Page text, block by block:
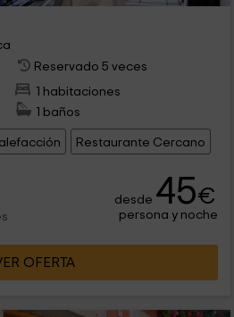
Reservado 5 veces
1 habitaciones
1 baños
Restaurante Cercano
desde 45€
persona y noche
OFERTA